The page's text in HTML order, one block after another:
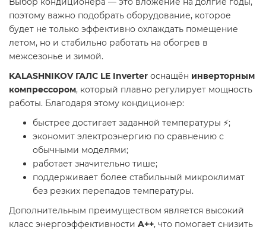
поэтому важно подобрать оборудование, которое
будет не только эффективно охлаждать помещение
летом, но и стабильно работать на обогрев в
межсезонье и зимой.
KALASHNIKOV ГАЛС LE Inverter оснащён инверторным
компрессором, который плавно регулирует мощность
работы. Благодаря этому кондиционер:
быстрее достигает заданной температуры ⚡;
экономит электроэнергию по сравнению с
обычными моделями;
работает значительно тише;
поддерживает более стабильный микроклимат
без резких перепадов температуры.
Дополнительным преимуществом является высокий
класс энергоэффективности A++, что помогает снизить